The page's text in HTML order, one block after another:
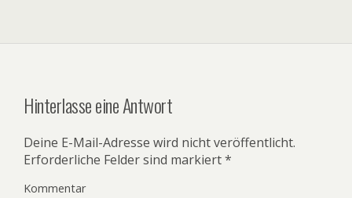
Hinterlasse eine Antwort
Deine E-Mail-Adresse wird nicht veröffentlicht.
Erforderliche Felder sind markiert*
Kommentar